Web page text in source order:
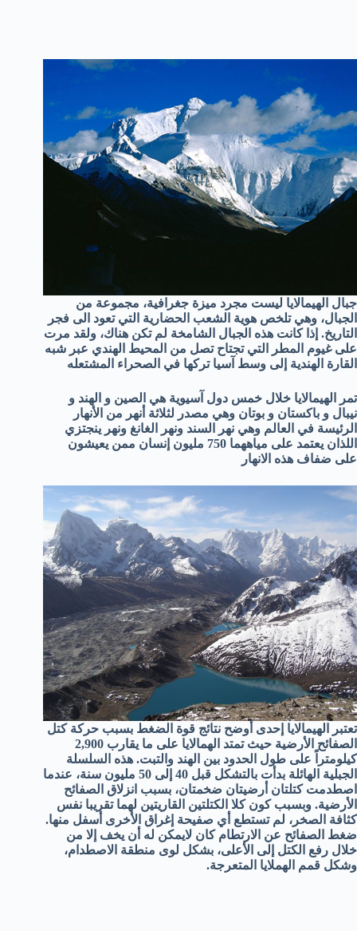
جبال الهيمالايا ليست مجرد ميزة جغرافية، مجموعة من
الجبال، وهي تلخص هوية الشعب الحضارية التي تعود الى فجر
التاريخ. إذا كانت هذه الجبال الشامخة لم تكن هناك، ولقد مرت
على غيوم المطر التي تجتاح تصل من المحيط الهندي عبر شبه
القارة الهندية إلى وسط آسيا تركها في الصحراء المشتعله
تمر الهيمالايا خلال خمس دول آسيوية هي الصين و الهند و
نيبال و باكستان و بوتان وهي مصدر لثلاثة أنهر من الأنهار
الرئيسة في العالم وهي نهر السند ونهر الغانغ ونهر ينجتزي
اللذان يعتمد على مياههما 750 مليون إنسان ممن يعيشون
على ضفاف هذه الانهار
تعتبر الهيمالايا إحدى أوضح نتائج قوة الضغط بسبب حركة كتل
الصفائح الأرضية حيث تمتد الهمالايا على ما يقارب 2,900
كيلومتراً على طول الحدود بين الهند والتبت. هذه السلسلة
الجبلية الهائلة بدأت بالتشكل قبل 40 إلى 50 مليون سنة، عندما
اصطدمت كتلتان أرضيتان ضخمتان، بسبب انزلاق الصفائح
الأرضية. وبسبب كون كلا الكتلتين القاريتين لهما تقريبا نفس
كثافة الصخر، لم تستطع أي صفيحة إغراق الأخرى أسفل منها.
ضغط الصفائح عن الارتطام كان لايمكن له أن يخف إلا من
خلال رفع الكتل إلى الأعلى، بشكل لوى منطقة الاصطدام،
وشكل قمم الهملايا المتعرجة.